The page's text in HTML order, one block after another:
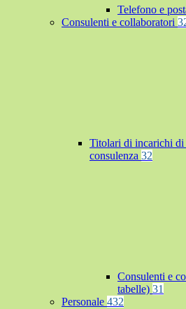
Telefono e
Consulenti e collaboratori
Titolari di incarichi di
consulenza 32
Consulenti e
tabelle) 31
Personale 432